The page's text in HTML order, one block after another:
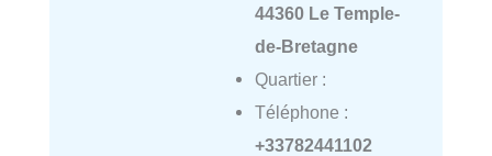
44360 Le Temple-
de-Bretagne
Quartier :
Téléphone :
+33782441102